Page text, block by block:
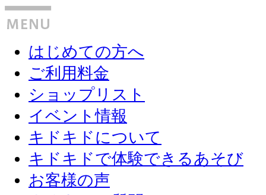
はじめての方へ
ご利用料金
ショップリスト
イベント情報
キドキドについて
キドキドで体験できるあそび
お客様の声